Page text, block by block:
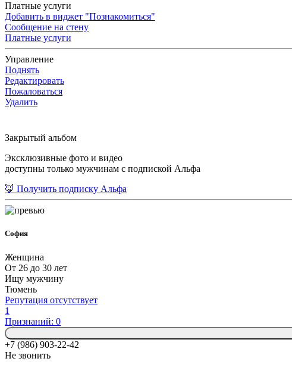
Платные услуги
Добавить в виджет "Познакомиться"
Сообщение на стену
Платные услуги
Управление
Поднять
Редактировать
Пожаловаться
Удалить
Закрытый альбом
Эксклюзивные фото и видео
доступны только мужчинам с подпиской Альфа
🦊 Получить подписку Альфа
София
Женщина
От 26 до 30 лет
Ищу мужчину
Тюмень
Репутация отсутствует
1
Признаний: 0
+7 (986) 903-22-42
Не звонить